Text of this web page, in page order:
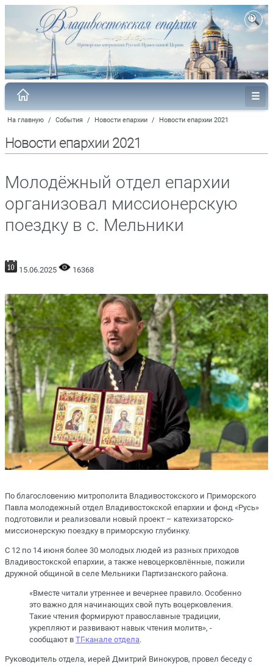
На главную / События / Новости епархии / Новости епархии 2021
Новости епархии 2021
Молодёжный отдел епархии
организовал миссионерскую
поездку в с. Мельники
15.06.2025 16368
По благословению митрополита Владивостокского и Приморского
Павла молодежный отдел Владивостокской епархии и фонд «Русь»
подготовили и реализовали новый проект – катехизаторско-
миссионерскую поездку в приморскую глубинку.
С 12 по 14 июня более 30 молодых людей из разных приходов
Владивостокской епархии, а также невоцерковлённые, пожили
дружной общиной в селе Мельники Партизанского района.
«Вместе читали утреннее и вечернее правило. Особенно
это важно для начинающих свой путь воцерковления.
Такие чтения формируют православные традиции,
укрепляют и развивают навык чтения молитв», -
сообщают в ТГ-канале отдела.
Руководитель отдела, иерей Дмитрий Винокуров, провел беседу с